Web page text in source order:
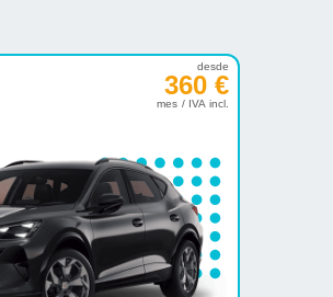
desde
360 €
mes / IVA incl.